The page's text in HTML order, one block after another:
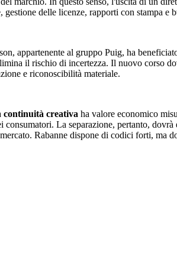
delle licenze, rapporti con stampa e
appartenente al gruppo Puig, ha
il rischio di incertezza. Il nuovo corso
e riconoscibilità materiale.
continuità creativa ha valore economico
La separazione, pertanto,
Rabanne dispone di codici forti, ma